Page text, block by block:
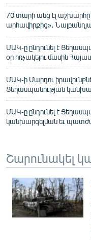
70 տարի անց էլ աշխարհը
արհավիրքից»․
ՄԱԿ-ը ընդունել է
օր հռչակելու մասին
ՄԱԿ-ի Մարդու
Ցեղասպանության
ՄԱԿ-ը ընդունել է
կանխարգելման եւ
Շարունակել